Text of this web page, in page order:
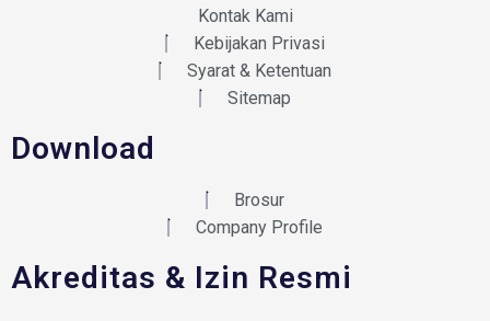
Kontak Kami
Kebijakan Privasi
Syarat & Ketentuan
Sitemap
Download
Brosur
Company Profile
Akreditas & Izin Resmi